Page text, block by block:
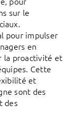
sur le
pour impulser
en
la proactivité et
Cette
et
sont des
des